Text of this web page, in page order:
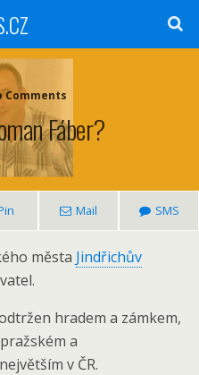
• No Comments
Fáber?
Mail SMS
města Jindřichův
hradem a zámkem,
a
v ČR.